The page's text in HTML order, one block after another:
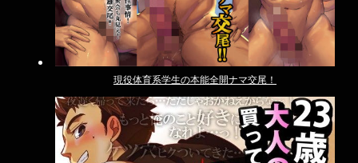
現役体育系学生の本能全開ナマ交尾！